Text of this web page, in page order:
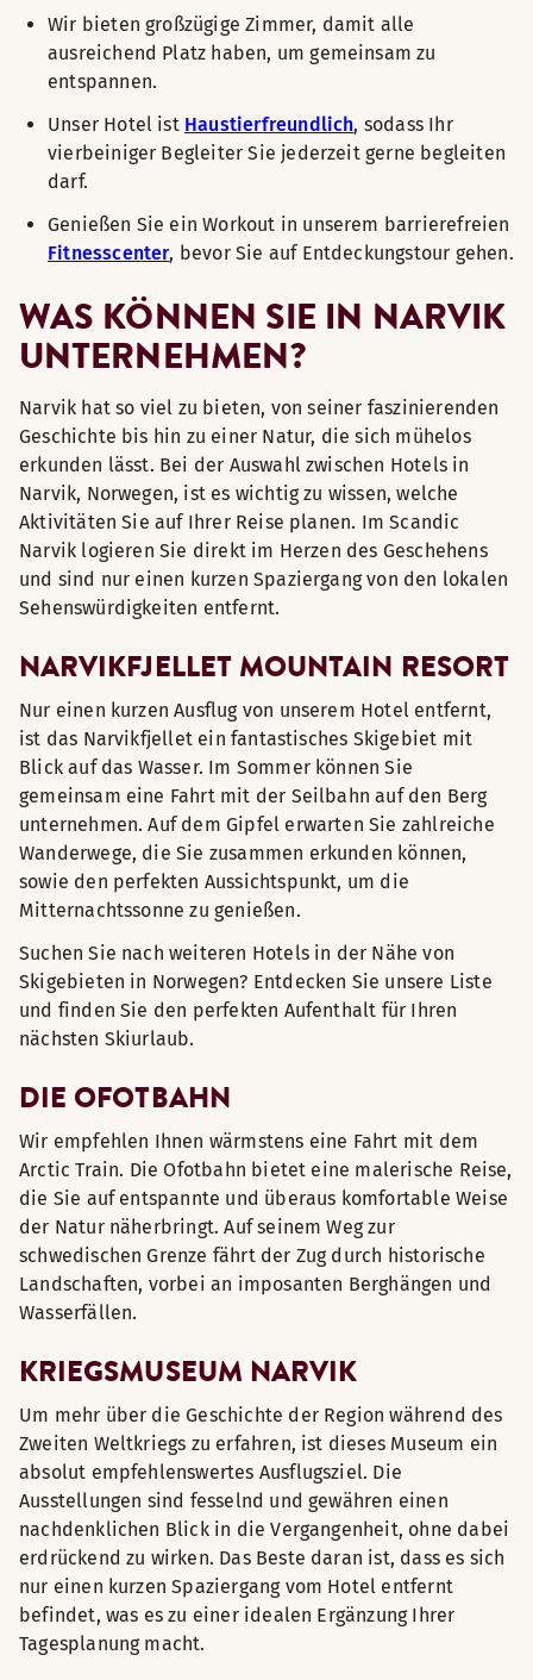
Wir bieten großzügige Zimmer, damit alle
ausreichend Platz haben, um gemeinsam zu
entspannen.
Unser Hotel ist Haustierfreundlich, sodass Ihr
vierbeiniger Begleiter Sie jederzeit gerne begleiten
darf.
Genießen Sie ein Workout in unserem barrierefreien
Fitnesscenter, bevor Sie auf Entdeckungstour gehen.
WAS KÖNNEN SIE IN NARVIK
UNTERNEHMEN?
Narvik hat so viel zu bieten, von seiner faszinierenden
Geschichte bis hin zu einer Natur, die sich mühelos
erkunden lässt. Bei der Auswahl zwischen Hotels in
Narvik, Norwegen, ist es wichtig zu wissen, welche
Aktivitäten Sie auf Ihrer Reise planen. Im Scandic
Narvik logieren Sie direkt im Herzen des Geschehens
und sind nur einen kurzen Spaziergang von den lokalen
Sehenswürdigkeiten entfernt.
NARVIKFJELLET MOUNTAIN RESORT
Nur einen kurzen Ausflug von unserem Hotel entfernt,
ist das Narvikfjellet ein fantastisches Skigebiet mit
Blick auf das Wasser. Im Sommer können Sie
gemeinsam eine Fahrt mit der Seilbahn auf den Berg
unternehmen. Auf dem Gipfel erwarten Sie zahlreiche
Wanderwege, die Sie zusammen erkunden können,
sowie den perfekten Aussichtspunkt, um die
Mitternachtssonne zu genießen.
Suchen Sie nach weiteren Hotels in der Nähe von
Skigebieten in Norwegen? Entdecken Sie unsere Liste
und finden Sie den perfekten Aufenthalt für Ihren
nächsten Skiurlaub.
DIE OFOTBAHN
Wir empfehlen Ihnen wärmstens eine Fahrt mit dem
Arctic Train. Die Ofotbahn bietet eine malerische Reise,
die Sie auf entspannte und überaus komfortable Weise
der Natur näherbringt. Auf seinem Weg zur
schwedischen Grenze fährt der Zug durch historische
Landschaften, vorbei an imposanten Berghängen und
Wasserfällen.
KRIEGSMUSEUM NARVIK
Um mehr über die Geschichte der Region während des
Zweiten Weltkriegs zu erfahren, ist dieses Museum ein
absolut empfehlenswertes Ausflugsziel. Die
Ausstellungen sind fesselnd und gewähren einen
nachdenklichen Blick in die Vergangenheit, ohne dabei
erdrückend zu wirken. Das Beste daran ist, dass es sich
nur einen kurzen Spaziergang vom Hotel entfernt
befindet, was es zu einer idealen Ergänzung Ihrer
Tagesplanung macht.